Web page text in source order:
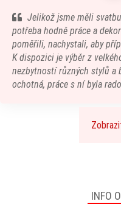
Jelikož jsme měli
potřeba hodně práce a
poměřili, nachystali, aby
K dispozici je výběr z
nezbytností různých stylů a
ochotná, práce s ní byla
INFO